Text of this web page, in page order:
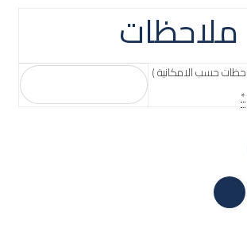
ملاحظات
حسب الامكانية )
*